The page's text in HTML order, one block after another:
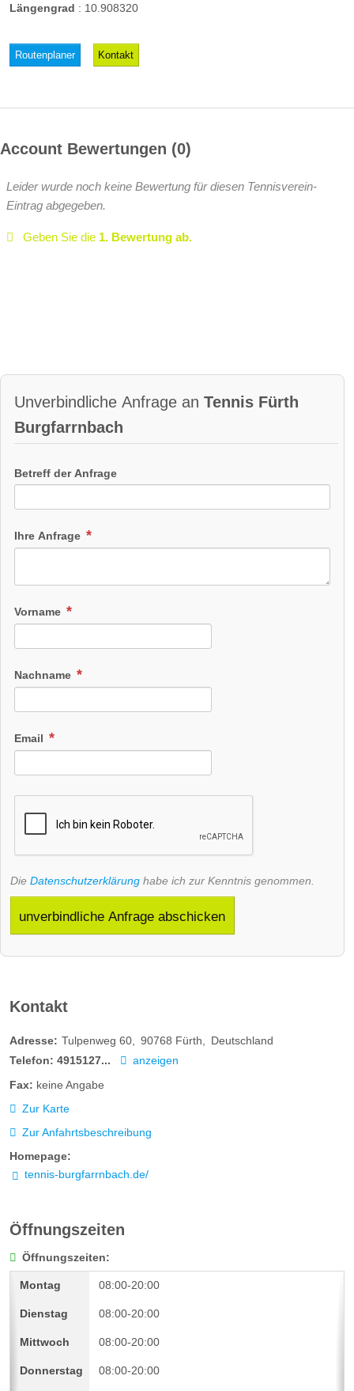
Längengrad : 10.908320
Routenplaner Kontakt
Account Bewertungen 0
Leider wurde noch keine Bewertung für diesen Tennisverein-
Eintrag abgegeben.
Geben Sie die 1. Bewertung ab.
Unverbindliche Anfrage an Tennis Fürth
Burgfarrnbach
Betreff der Anfrage
Ihre Anfrage
Vorname
Nachname
Email
Die Datenschutzerklärung habe ich zur Kenntnis genommen.
unverbindliche Anfrage abschicken
Kontakt
Adresse: Tulpenweg 60 90768 Fürth
Deutschland
Telefon: 4915127...
anzeigen
Fax: keine Angabe
Zur Karte
Zur Anfahrtsbeschreibung
Homepage:
tennis-burgfarrnbach.de/
Öffnungszeiten
Öffnungszeiten:
08:00-20:00
08:00-20:00
08:00-20:00
08:00-20:00